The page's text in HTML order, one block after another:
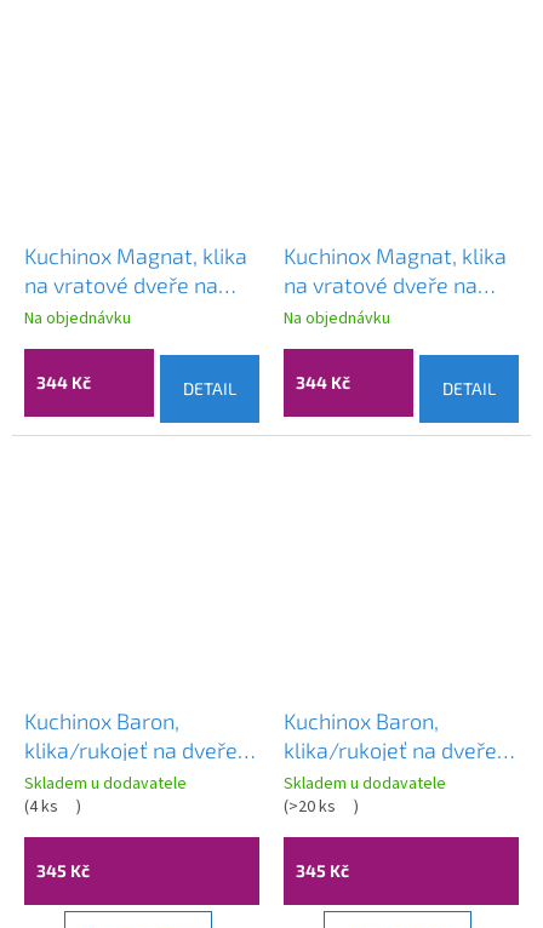
Kuchinox Magnat, klika
na vratové dveře na
dlouhém kování pro
cylindrickou vložku,
černá matná, LAV-
Na objednávku
344 Kč DETAIL
Kuchinox Magnat, klika
na vratové dveře na
dlouhém kování pro
cylindrickou vložku,
černá matná, LAV-
Na objednávku
344 Kč DETAIL
Kuchinox Baron,
klika/rukojeť na dveře
na dlouhém kování pro
cylindrickou vložku,
černá, LAV-KGR_935A
Skladem u dodavatele
(4 ks )
345 Kč
Kuchinox Baron,
klika/rukojeť na dveře
na dlouhém kování pro
cylindrickou vložku,
černá, LAV-KGR_925A
Skladem u dodavatele
(>20 ks )
345 Kč